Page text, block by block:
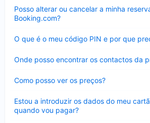
Posso alterar ou cancelar a minha
Booking.com?
fechado
O que é o meu código PIN e por que
fechado
Onde posso encontrar os contactos da
fechado
Como posso ver os preços?
fechado
Estou a introduzir os dados do meu
quando vou pagar?
fechado